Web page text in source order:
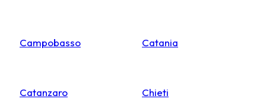
Campobasso Catania
Catanzaro Chieti